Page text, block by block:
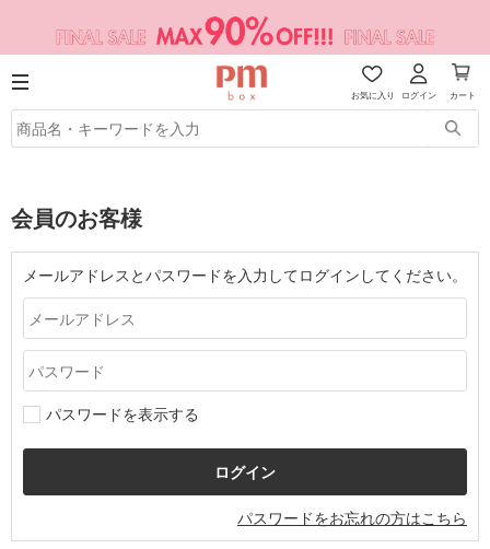
お気に入り ログイン カート
会員のお客様
メールアドレスとパスワードを入力してログインしてください。
パスワードを表示する
パスワードをお忘れの方はこちら